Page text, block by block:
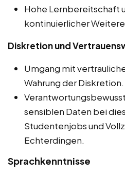
Hohe Lernbereitschaft
kontinuierlicher
Diskretion und
Umgang mit
Wahrung der Diskretion.
sensiblen Daten bei
Studentenjobs und
Echterdingen.
Sprachkenntnisse